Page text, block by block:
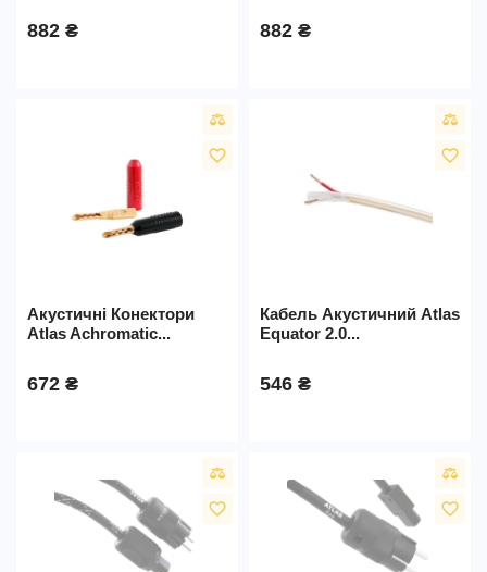
882 ₴ 882 ₴
favorite_border
Акустичні Конектори
Atlas Achromatic...
672 ₴
favorite_border
Кабель Акустичний Atlas
Equator 2.0...
546 ₴
favorite_border favorite_border